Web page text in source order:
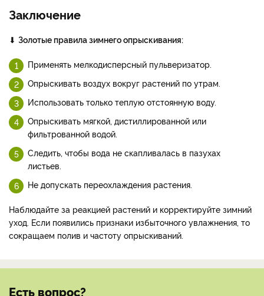
Заключение
⬇ Золотые правила зимнего опрыскивания:
Применять мелкодисперсный пульверизатор.
Опрыскивать воздух вокруг растений по утрам.
Использовать только теплую отстоянную воду.
Опрыскивать мягкой, дистиллированной или
фильтрованной водой.
Следить, чтобы вода не скапливалась в пазухах
листьев.
Не допускать переохлаждения растения.
Наблюдайте за реакцией растений и корректируйте зимний
уход. Если появились признаки избыточного увлажнения, то
сокращаем полив и частоту опрыскиваний.
Есть вопрос?